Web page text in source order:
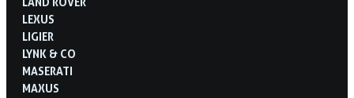
LEXUS
LIGIER
LYNK & CO
MASERATI
MAXUS